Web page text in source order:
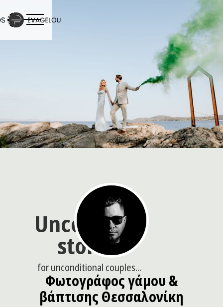
Uncommon
stories
for unconditional couples...
Φωτογράφος γάμου &
βάπτισης Θεσσαλονίκη